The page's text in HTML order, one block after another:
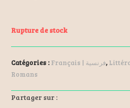
Rupture de stock
Catégories : Français | فرنسية,
Romans
Partager sur :